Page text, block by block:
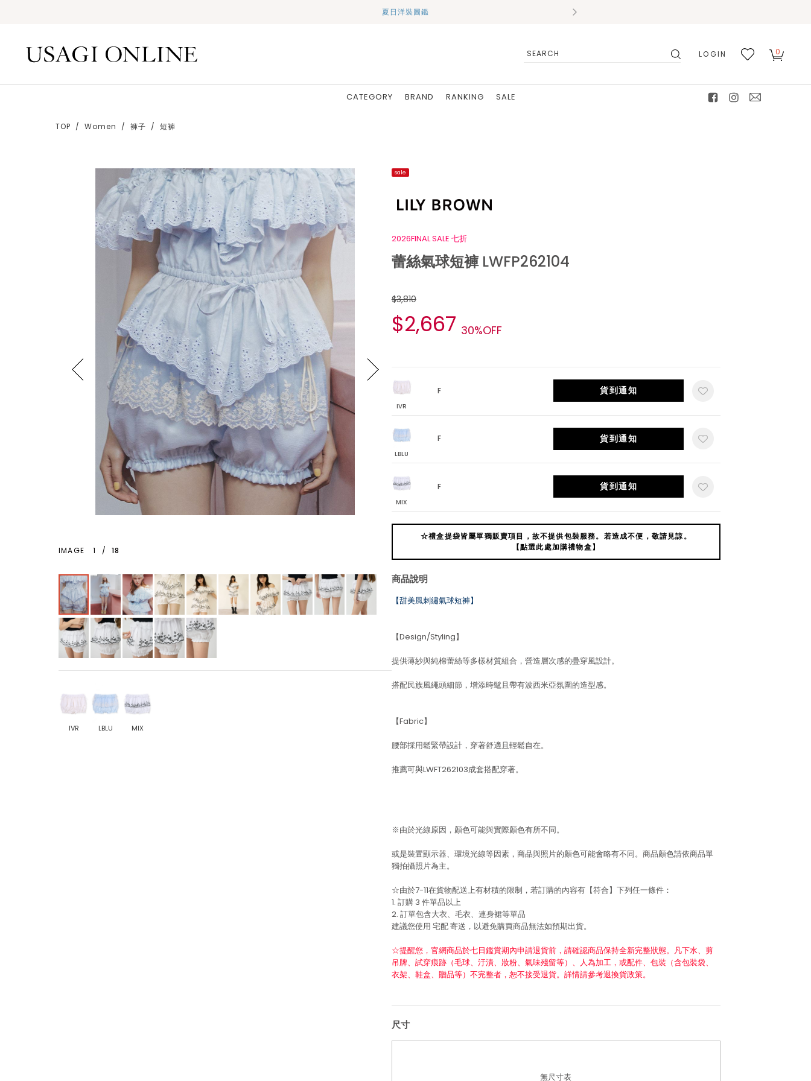
夏日洋裝圖鑑
LOGIN 0
CATEGORY BRAND RANKING
SALE
TOP Women 褲子 短褲
IMAGE 1 / 18
IVR LBLU MIX
sale
2026FINAL SALE 七折
蕾絲氣球短褲 LWFP262104
$3,810
$2,667 30%OFF
IVR
F 貨到通知
LBLU
F 貨到通知
MIX
F 貨到通知
☆禮盒提袋皆屬單獨販賣項目，故不提供包裝服務。若造成不便，敬請見諒。
【點選此處加購禮物盒】
商品說明
【甜美風刺繡氣球短褲】
【Design/Styling】
提供薄紗與純棉蕾絲等多樣材質組合，營造層次感的疊穿風設計。
搭配民族風繩頭細節，增添時髦且帶有波西米亞氛圍的造型感。
【Fabric】
腰部採用鬆緊帶設計，穿著舒適且輕鬆自在。
推薦可與LWFT262103成套搭配穿著。
※由於光線原因，顏色可能與實際顏色有所不同。
或是裝置顯示器、環境光線等因素，商品與照片的顏色可能會略有不同。商品顏色請依商品單
獨拍攝照片為主。
☆由於7-11在貨物配送上有材積的限制，若訂購的內容有【符合】下列任一條件：
1. 訂購 3 件單品以上
2. 訂單包含大衣、毛衣、連身裙等單品
建議您使用 宅配寄送，以避免購買商品無法如預期出貨。
☆提醒您，官網商品於七日鑑賞期內申請退貨前，請確認商品保持全新完整狀態。凡下水、剪
吊牌、試穿痕跡（毛球、汙漬、妝粉、氣味殘留等）、人為加工，或配件、包裝（含包裝袋、
衣架、鞋盒、贈品等）不完整者，恕不接受退貨。詳情請參考退換貨政策。
尺寸
無尺寸表